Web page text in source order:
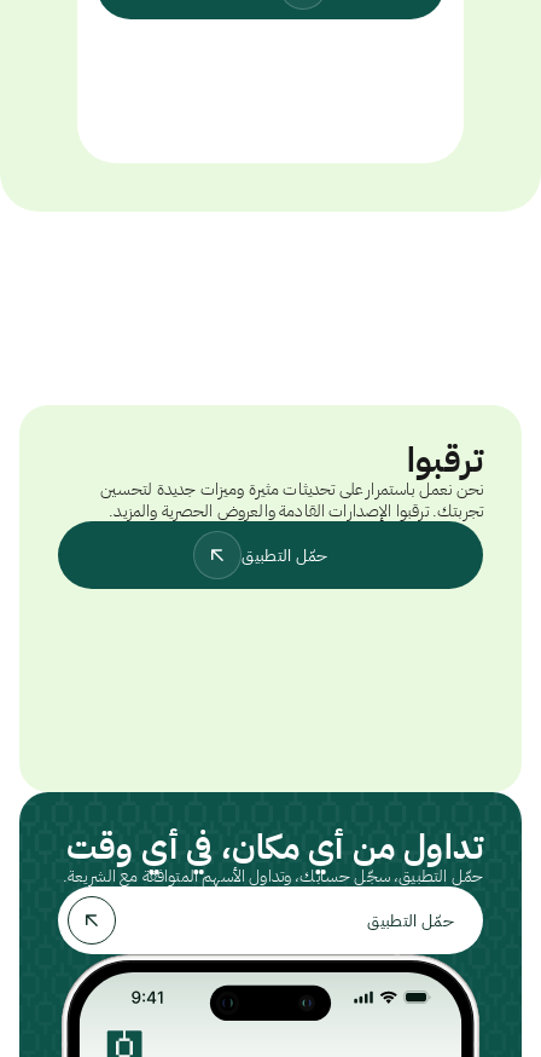
ترقبوا
نحن نعمل باستمرار على تحديثات مثيرة وميزات جديدة لتحسين
تجربتك. ترقبوا الإصدارات القادمة والعروض الحصرية والمزيد.
حمّل التطبيق
تداول من أي مكان، في أي وقت
حمّل التطبيق، سجّل حسابك، وتداول الأسهم المتوافقة مع الشريعة.
حمّل التطبيق